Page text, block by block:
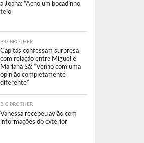
a Joana: “Acho um bocadinho
feio”
BIG BROTHER
Capitãs confessam surpresa
com relação entre Miguel e
Mariana Sá: “Venho com uma
opinião completamente
diferente”
BIG BROTHER
Vanessa recebeu avião com
informações do exterior